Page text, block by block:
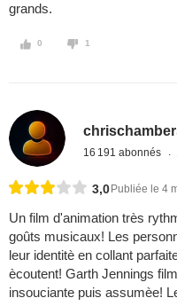
grands.
0 1
16 191 abonnés
3,0 Publiée le 4
Un film d'animation très
goûts musicaux! Les
leur identitè en collant
ècoutent! Garth Jennings
insouciante puis assumèe!